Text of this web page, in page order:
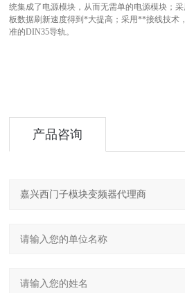
统集成了电源模块，从而无需单的电源模块；
板数据刷新速度得到*大提高；采用**接线技术
准的DIN35导轨。
产品咨询